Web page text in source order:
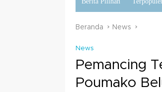
Beranda News
News
Pemancing
Poumako